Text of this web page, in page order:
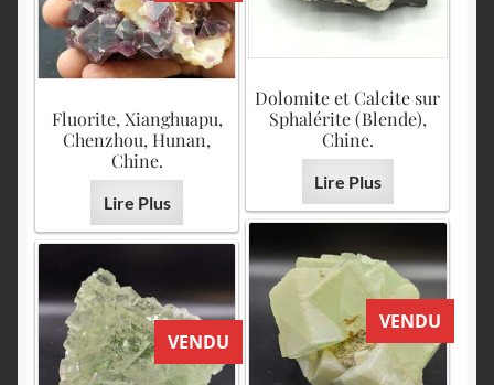
Dolomite et Calcite sur
Sphalérite (Blende),
Chine.
Lire Plus
Fluorite, Xianghuapu,
Chenzhou, Hunan,
Chine.
Lire Plus
VENDU
VENDU